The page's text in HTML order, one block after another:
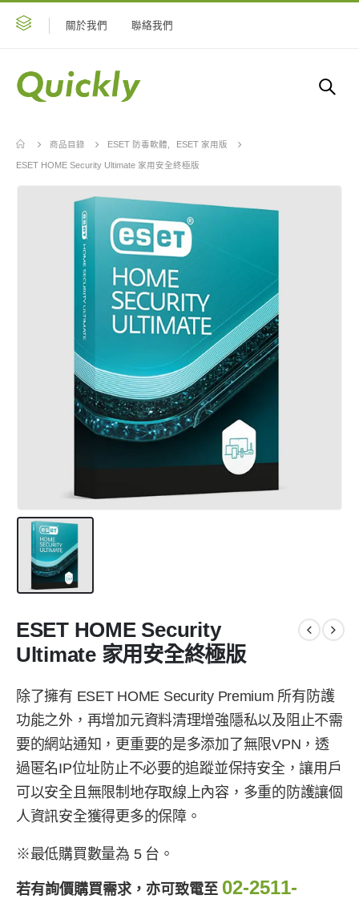
關於我們 聯絡我們
商品目錄 ESET 防毒軟體 ESET 家用版
ESET HOME Security Ultimate 家用安全終極版
ESET HOME Security
Ultimate 家用安全終極版
除了擁有 ESET HOME Security Premium 所有防護
功能之外，再增加元資料清理增強隱私以及阻止不需
要的網站通知，更重要的是多添加了無限VPN，透
過匿名IP位址防止不必要的追蹤並保持安全，讓用戶
可以安全且無限制地存取線上內容，多重的防護讓個
人資訊安全獲得更多的保障。
※最低購買數量為 5 台。
若有詢價購買需求，亦可致電至 02-2511-